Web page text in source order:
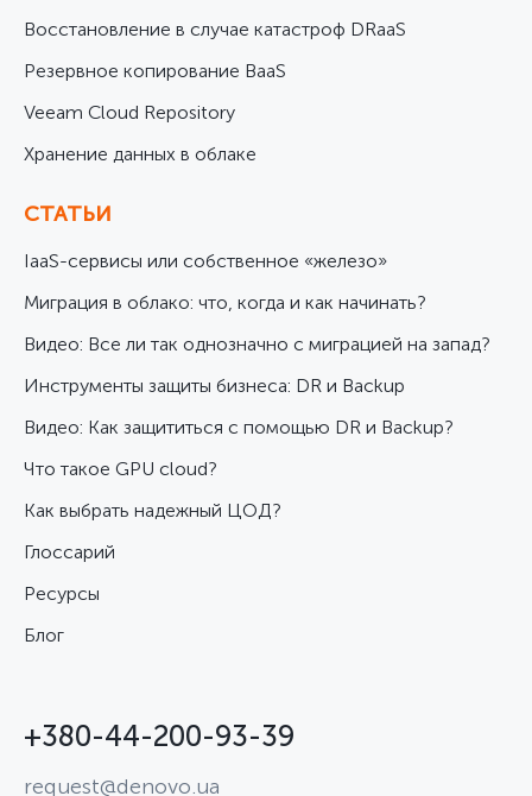
Восстановление в случае катастроф DRaaS
Резервное копирование BaaS
Veeam Cloud Repository
Хранение данных в облаке
СТАТЬИ
IaaS-сервисы или собственное «железо»
Миграция в облако: что, когда и как начинать?
Видео: Все ли так однозначно с миграцией на запад?
Инструменты защиты бизнеса: DR и Backup
Видео: Как защититься с помощью DR и Backup?
Что такое GPU cloud?
Как выбрать надежный ЦОД?
Глоссарий
Ресурсы
Блог
+380-44-200-93-39
request@denovo.ua